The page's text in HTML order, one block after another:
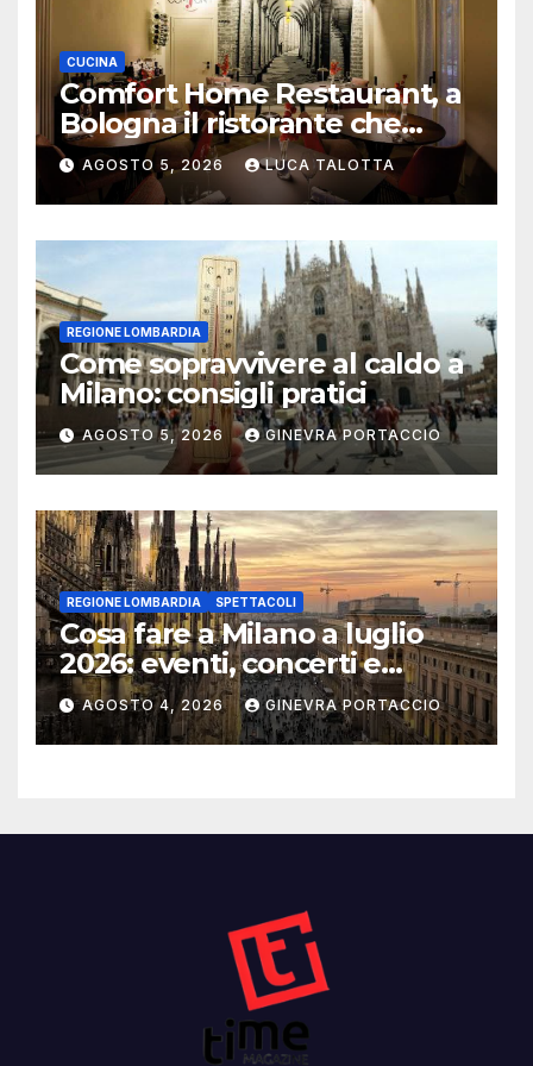
CUCINA
Comfort Home Restaurant, a
Bologna il ristorante che
trasforma l’ospitalità in
un’esperienza di casa
AGOSTO 5, 2026 LUCA TALOTTA
REGIONE LOMBARDIA
Come sopravvivere al caldo a
Milano: consigli pratici
AGOSTO 5, 2026 GINEVRA PORTACCIO
REGIONE LOMBARDIA SPETTACOLI
Cosa fare a Milano a luglio
2026: eventi, concerti e
mostre
AGOSTO 4, 2026 GINEVRA PORTACCIO